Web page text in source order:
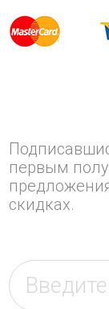
первым
скидках.